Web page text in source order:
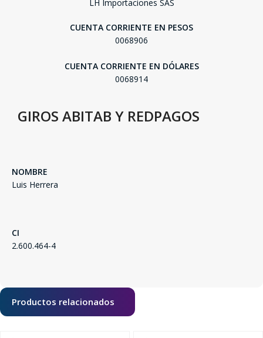
LH Importaciones SAS
CUENTA CORRIENTE EN PESOS
0068906
CUENTA CORRIENTE EN DÓLARES
0068914
GIROS ABITAB Y REDPAGOS
NOMBRE
Luis Herrera
CI
2.600.464-4
Productos relacionados